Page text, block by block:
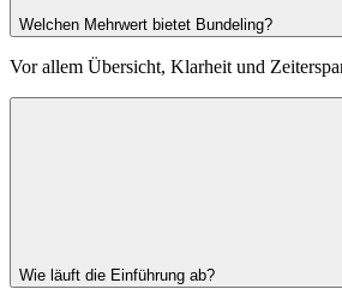
Welchen Mehrwert bietet Bundeling?
Vor allem Übersicht, Klarheit und
Wie läuft die Einführung ab?